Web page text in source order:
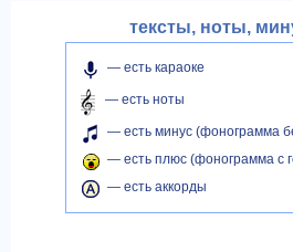
тексты, ноты,
— есть караоке
— есть ноты
— есть минус (фонограмма
— есть плюс (фонограмма с
— есть аккорды